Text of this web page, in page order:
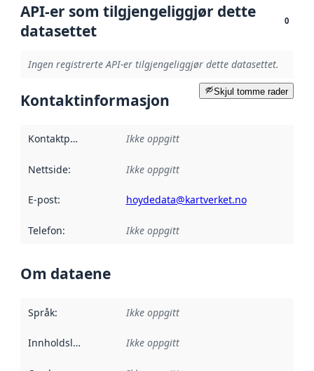
API-er som tilgjengeliggjør dette
datasettet
0
Ingen registrerte API-er tilgjengeliggjør dette datasettet.
Skjul tomme rader
Kontaktinformasjon
Kontaktpunkt Ikke oppgitt
Nettside: Ikke oppgitt
E-post: hoydedata@kartverket.no
Telefon: Ikke oppgitt
Om dataene
Språk: Ikke oppgitt
Innholdsleverandører :
Ikke oppgitt